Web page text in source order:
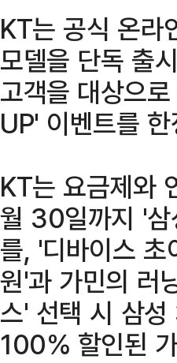
KT는 공식 온
모델을 단독 출
고객을 대상으
UP' 이벤트를
KT는 요금제와
월 30일까지 '삼
를, '디바이스
원'과 가민의 러
스' 선택 시 삼
100% 할인된